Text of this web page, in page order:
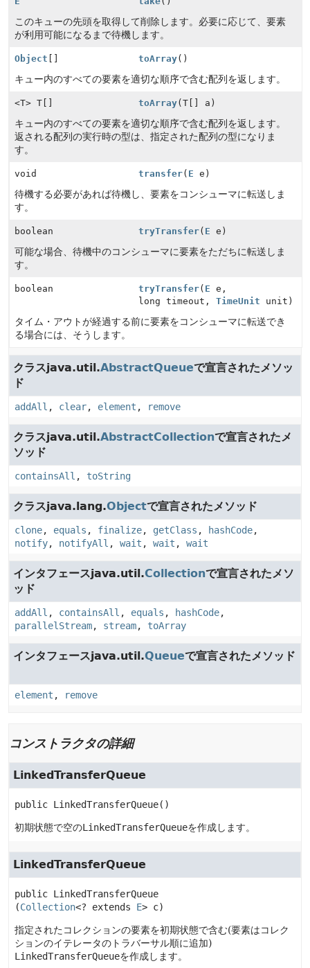
このキューの先頭を取得して削除します。必要に応じて、要素
が利用可能になるまで待機します。
Object toArray()
キュー内のすべての要素を適切な順序で含む配列を返します。
<T> T[] toArray(T[] a)
キュー内のすべての要素を適切な順序で含む配列を返します。
返される配列の実行時の型は、指定された配列の型になりま
す。
void transfer( E e)
待機する必要があれば待機し、要素をコンシューマに転送しま
す。
boolean tryTransfer( E e)
可能な場合、待機中のコンシューマに要素をただちに転送しま
す。
boolean tryTransfer( E e,
long timeout,TimeUnit unit)
タイム・アウトが経過する前に要素をコンシューマに転送でき
る場合には、そうします。
クラスjava.util.AbstractQueueで宣言されたメソッ
ド
addAll , clear, element , remove
クラスjava.util.AbstractCollectionで宣言されたメ
ソッド
containsAll , toString
クラスjava.lang.Objectで宣言されたメソッド
clone, equals , finalize, getClass , hashCode,
notify, notifyAll , wait , wait , wait
インタフェースjava.util.Collectionで宣言されたメソ
ッド
addAll , containsAll , equals , hashCode,
parallelStream, stream, toArray
インタフェースjava.util.Queueで宣言されたメソッド
element , remove
コンストラクタの詳細
LinkedTransferQueue
public LinkedTransferQueue()
初期状態で空のLinkedTransferQueueを作成します。
LinkedTransferQueue
public LinkedTransferQueue
(Collection<? extends E> c)
指定されたコレクションの要素を初期状態で含む(要素はコレク
ションのイテレータのトラバーサル順に追加)
LinkedTransferQueueを作成します。